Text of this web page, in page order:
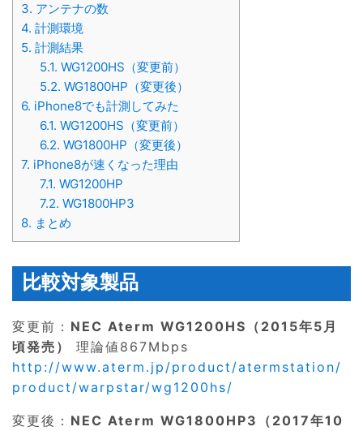
3. アンテナの数
4. 計測環境
5. 計測結果
5.1. WG1200HS（変更前）
5.2. WG1800HP（変更後）
6. iPhone8でも計測してみた
6.1. WG1200HS（変更前）
6.2. WG1800HP（変更後）
7. iPhone8が速くなった理由
7.1. WG1200HP
7.2. WG1800HP3
8. まとめ
比較対象製品
変更前： NEC Aterm WG1200HS（2015年5月
頃発売）
理論値867Mbps
http://www.aterm.jp/product/atermstation/
product/warpstar/wg1200hs/
変更後： NEC Aterm WG1800HP3（2017年10